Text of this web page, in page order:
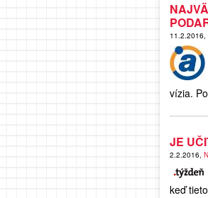
11.2.2016,
vízia.
JE
2.2.2016,
keď